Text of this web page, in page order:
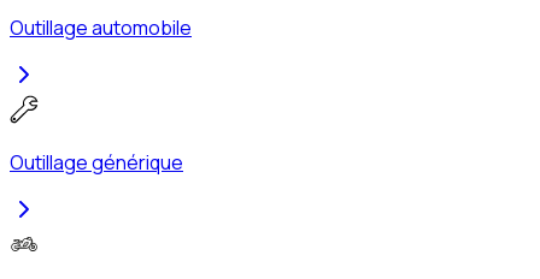
Outillage automobile
Outillage générique